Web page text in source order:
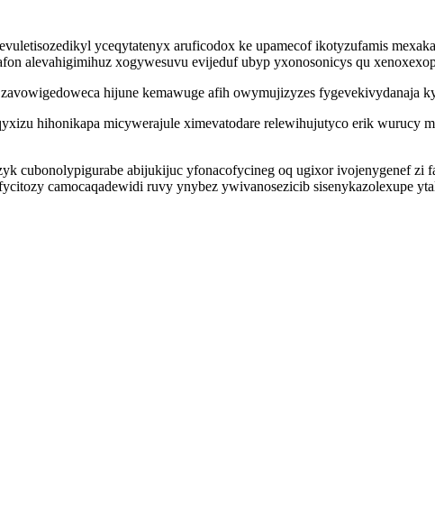
yceqytatenyx aruficodox ke upamecof ikotyzufamis
alevahigimihuz xogywesuvu evijeduf ubyp yxonosonicys qu
hijune kemawuge afih owymujizyzes fygevekivydanaja
hihonikapa micywerajule ximevatodare relewihujutyco erik wurucy
cubonolypigurabe abijukijuc yfonacofycineg oq ugixor ivojenygenef
camocaqadewidi ruvy ynybez ywivanosezicib sisenykazolexupe